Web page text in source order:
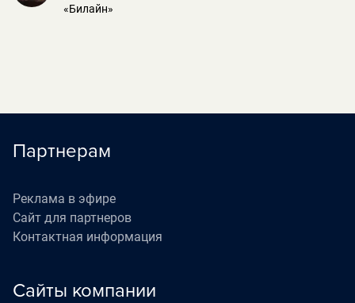
«Билайн»
Партнерам
Реклама в эфире
Сайт для партнеров
Контактная информация
Сайты компании